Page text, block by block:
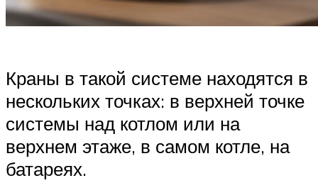
Краны в такой системе находятся в
нескольких точках: в верхней точке
системы над котлом или на
верхнем этаже, в самом котле, на
батареях.